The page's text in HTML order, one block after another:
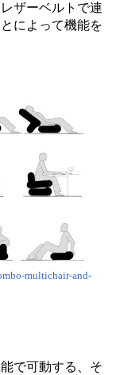
ザーベルトで連
によって機能を
multichair-and-
で可動する、そ